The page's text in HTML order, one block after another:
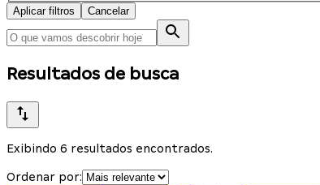
Aplicar filtros Cancelar
Resultados de busca
Exibindo 6 resultados encontrados.
Ordenar por: